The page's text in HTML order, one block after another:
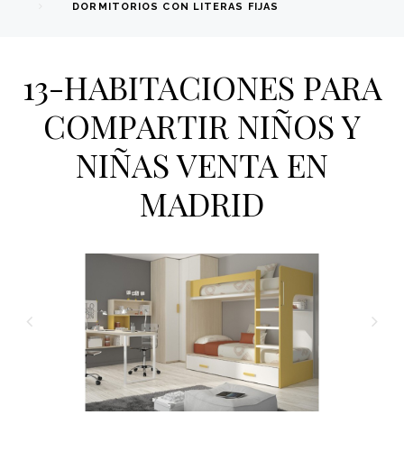
DORMITORIOS CON LITERAS FIJAS
13-HABITACIONES PARA
COMPARTIR NIÑOS Y
NIÑAS VENTA EN
MADRID